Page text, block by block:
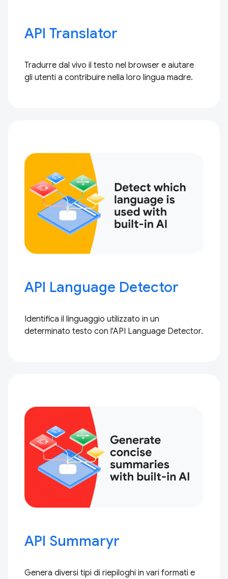
API Translator
Tradurre dal vivo il testo nel browser e aiutare
gli utenti a contribuire nella loro lingua madre.
API Language Detector
Identifica il linguaggio utilizzato in un
determinato testo con l'API Language Detector.
API Summaryr
Genera diversi tipi di riepiloghi in vari formati e